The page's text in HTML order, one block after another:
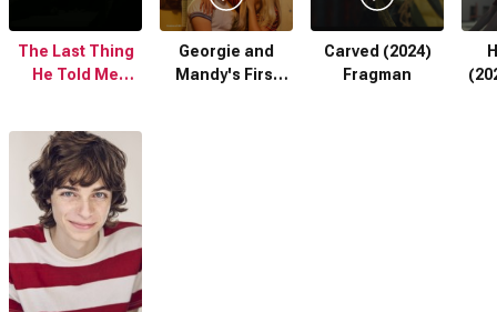
The Last Thing
He Told Me
Georgie and
Mandy's First
Carved (2024)
Fragman